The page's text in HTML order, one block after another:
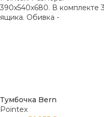
Тумбочка Bern
Pointex